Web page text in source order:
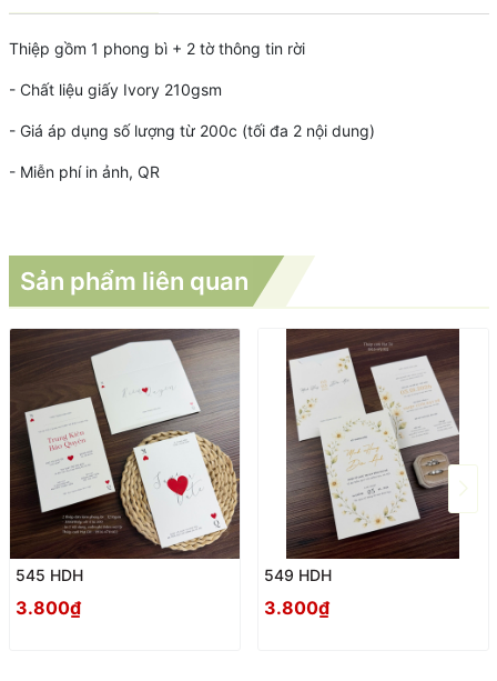
Thiệp gồm 1 phong bì + 2 tờ thông tin rời
- Chất liệu giấy Ivory 210gsm
- Giá áp dụng số lượng từ 200c (tối đa 2 nội dung)
- Miễn phí in ảnh, QR
Sản phẩm liên quan
545 HDH
3.800₫
549 HDH
3.800₫